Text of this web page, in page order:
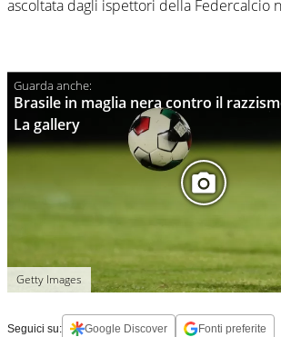
ascoltata dagli ispettori della Federcalcio
Brasile in maglia nera contro il
La gallery
Getty Images
Seguici su: Google Discover Fonti preferite